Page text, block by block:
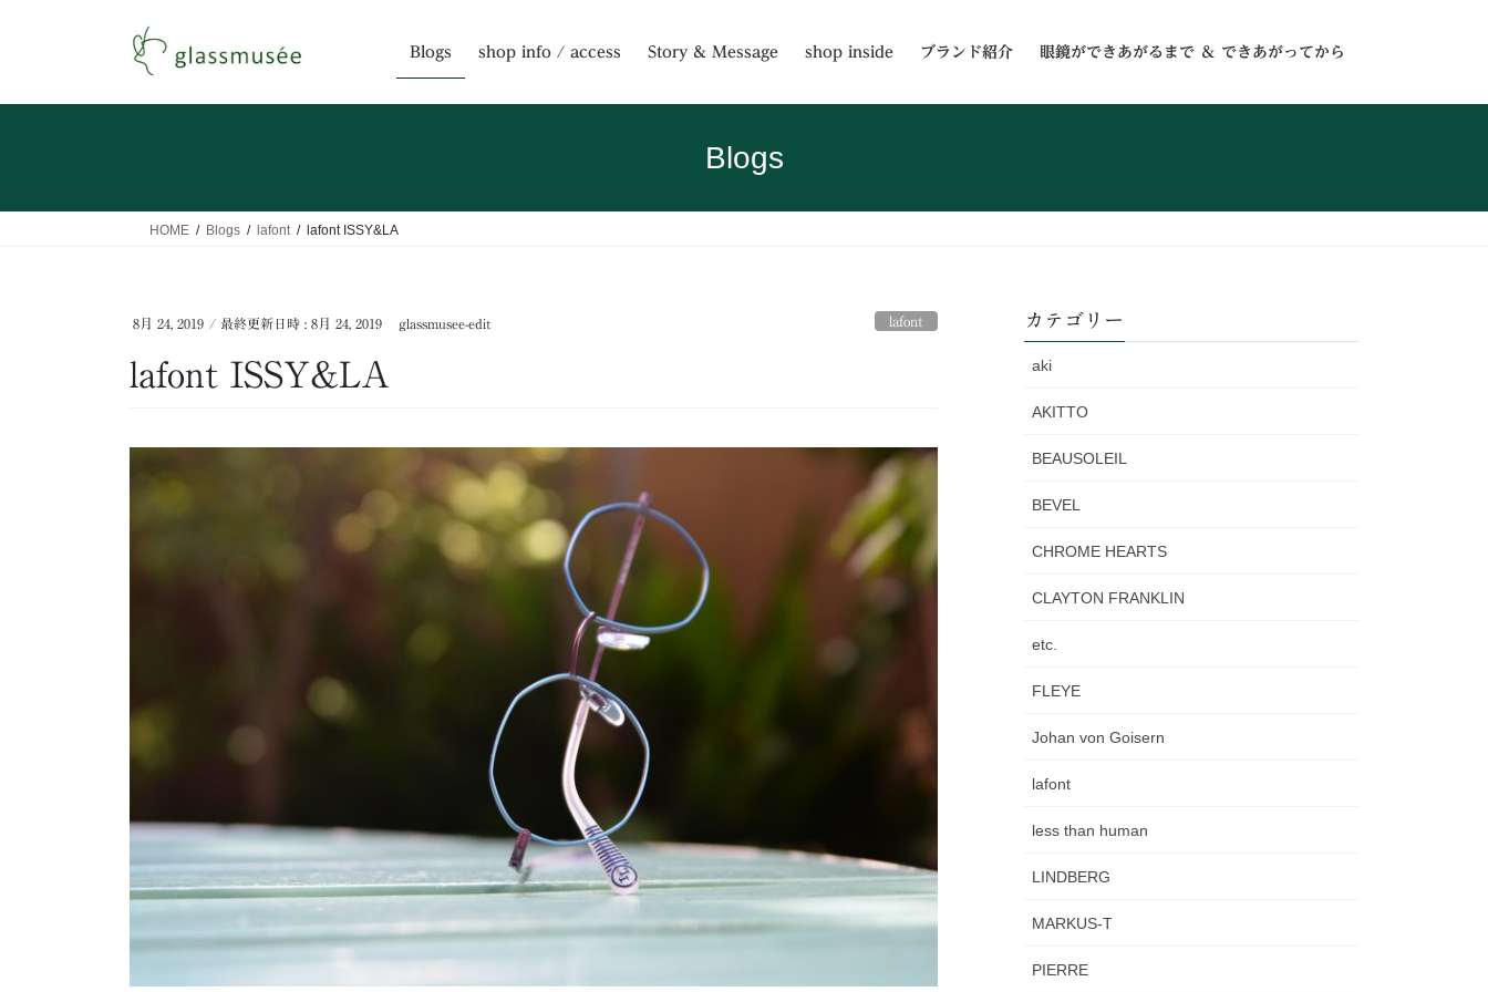
Blogs shop info / access Story & Message shop inside ブランド紹介 眼鏡ができあがるまで ＆ できあがってから
Blogs
HOME Blogs lafont lafont ISSY&LA
8月 24, 2019 / 最終更新日時 : 8月 24, 2019 glassmusee-edit lafont
lafont ISSY&LA
カテゴリー
aki
AKITTO
BEAUSOLEIL
BEVEL
CHROME HEARTS
CLAYTON FRANKLIN
etc.
FLEYE
Johan von Goisern
lafont
less than human
LINDBERG
MARKUS-T
PIERRE